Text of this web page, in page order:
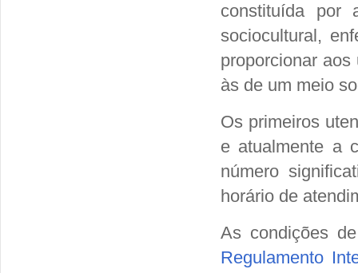
constituída por
sociocultural,
proporcionar
às de um meio
Os primeiros
e atualmente a
número
horário de
As condições
Regulamento